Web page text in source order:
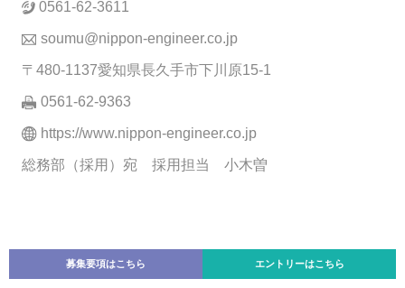
0561-62-3611
soumu@nippon-engineer.co.jp
〒480-1137愛知県長久手市下川原15-1
0561-62-9363
https://www.nippon-engineer.co.jp
総務部（採用）宛 採用担当 小木曽
募集要項はこちら エントリーはこちら